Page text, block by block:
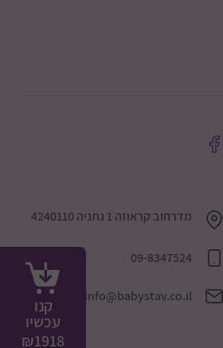
קנו
עכשיו
₪1918
מדרחוב קראוזה 1 נתניה 4240110
09-8347524
info@babystav.co.il